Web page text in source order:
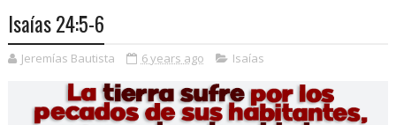
Isaías 24:5-6
Jeremías Bautista 6 years ago Isaías